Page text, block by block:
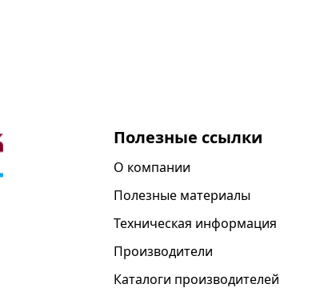
Полезные ссылки
О компании
Полезные материалы
Техническая информация
Производители
Каталоги производителей